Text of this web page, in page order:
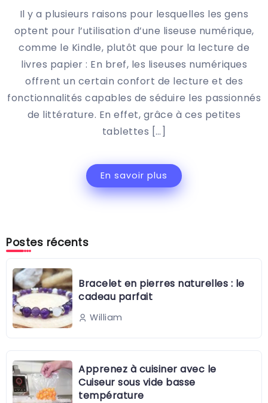
Il y a plusieurs raisons pour lesquelles les gens
optent pour l’utilisation d’une liseuse numérique,
comme le Kindle, plutôt que pour la lecture de
livres papier : En bref, les liseuses numériques
offrent un certain confort de lecture et des
fonctionnalités capables de séduire les passionnés
de littérature. En effet, grâce à ces petites
tablettes […]
En savoir plus
Postes récents
Bracelet en pierres naturelles : le
cadeau parfait
William
Apprenez à cuisiner avec le
Cuiseur sous vide basse
température